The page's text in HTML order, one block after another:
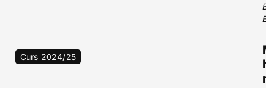
Curs 2024/25